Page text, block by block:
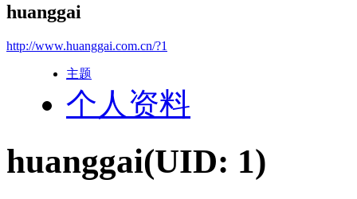
huanggai
http://www.huanggai.com.cn/?1
主题
个人资料
huanggai(UID: 1)